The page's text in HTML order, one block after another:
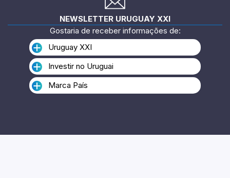
NEWSLETTER URUGUAY XXI
Gostaria de receber informações de:
Uruguay XXI
Investir no Uruguai
Marca País